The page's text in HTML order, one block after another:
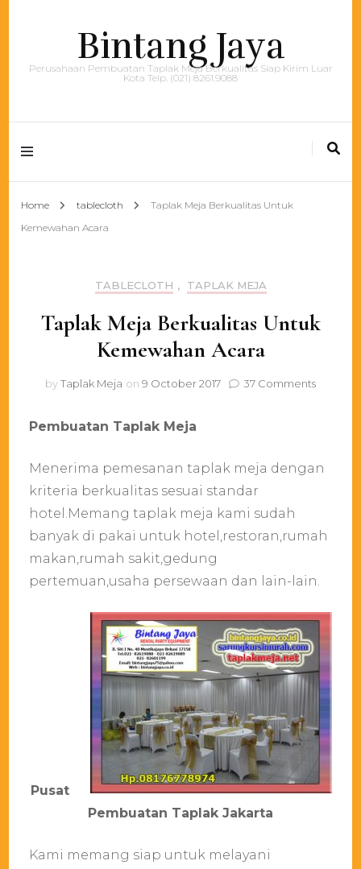
Bintang Jaya
Perusahaan Pembuatan Taplak Meja Berkualitas Siap Kirim Luar
Kota Telp. (021) 8261.9088
Home tablecloth
Taplak Meja Berkualitas Untuk
Kemewahan Acara
TABLECLOTH , TAPLAK MEJA
Taplak Meja Berkualitas Untuk
Kemewahan Acara
byTaplak Meja on 9 October 2017 37 Commentson
Pembuatan Taplak Meja
Menerima pemesanan taplak meja dengan
kriteria berkualitas sesuai standar
hotel.Memang taplak meja kami sudah
banyak di pakai untuk hotel,restoran,rumah
makan,rumah sakit,gedung
pertemuan,usaha persewaan dan lain-lain.
Pusat
Pembuatan Taplak Jakarta
Kami memang siap untuk melayani